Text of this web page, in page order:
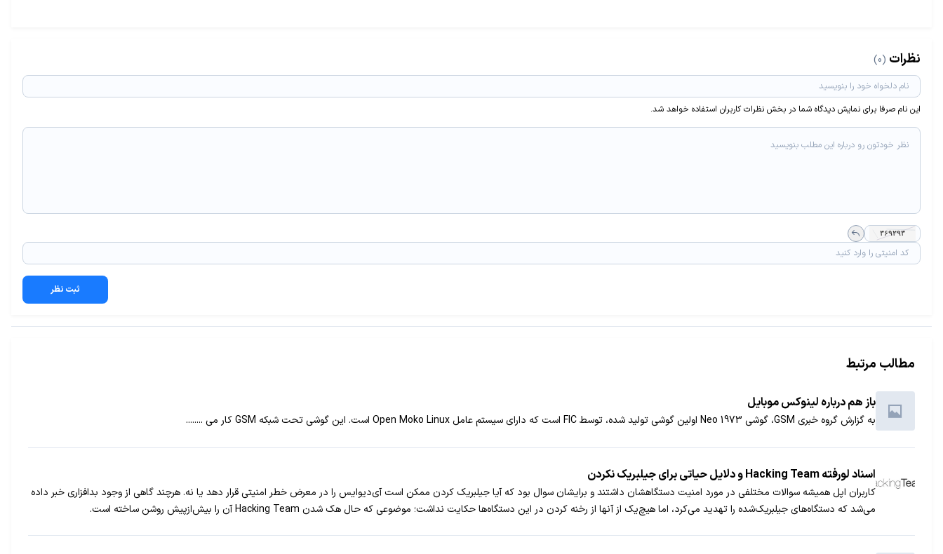
نظرات (0)
این نام صرفا برای نمایش دیدگاه شما در بخش نظرات کاربران استفاده خواهد شد.
ثبت نظر
مطالب مرتبط
باز هم درباره لینوکس موبایل
به گزارش گروه خبری GSM، گوشی Neo 1973 اولین گوشی تولید شده، توسط FIC است که دارای سیستم عامل Open Moko Linux است. این گوشی تحت شبکه GSM کار می ........
اسناد لورفته Hacking Team و دلایل حیاتی برای جیلبریک نکردن
کاربران اپل همیشه سوالات مختلفی در مورد امنیت دستگاهشان داشتند و برایشان سوال بود که آیا جیلبریک کردن ممکن است آی‌دیوایس را در معرض خطر امنیتی قرار دهد یا نه. هرچند گاهی از وجود بدافزاری خبر داده
می‌شد که دستگاه‌های جیلبریک‌شده را تهدید می‌کرد، اما هیچ‌یک از آنها از رخنه کردن در این دستگاه‌ها حکایت نداشت؛ موضوعی که حال هک شدن Hacking Team آن را بیش‌ازپیش روشن ساخته است.